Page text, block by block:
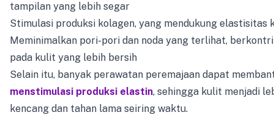
tampilan yang lebih segar
Stimulasi produksi kolagen, yang mendukung elastisitas
Meminimalkan pori-pori dan noda yang terlihat,
pada kulit yang lebih bersih
Selain itu, banyak perawatan peremajaan dapat
menstimulasi produksi elastin, sehingga kulit menjadi
kencang dan tahan lama seiring waktu.